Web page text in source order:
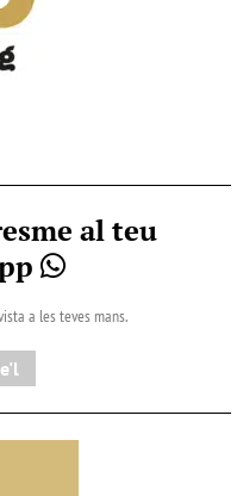
al teu
a les teves mans.